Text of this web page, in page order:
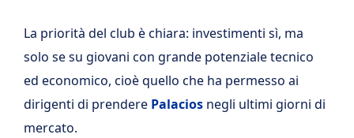
La priorità del club è chiara: investimenti sì, ma
solo se su giovani con grande potenziale tecnico
ed economico, cioè quello che ha permesso ai
dirigenti di prendere Palacios negli ultimi giorni di
mercato.